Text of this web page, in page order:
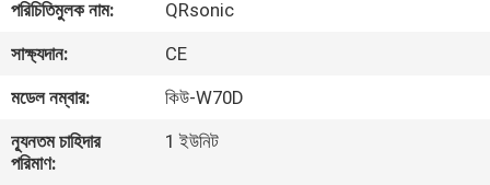
সম্বন্ধে
কারখানা
পরিদর্শন
পরিচিতিমুলক নাম:
QRsonic
সাক্ষ্যদান:
CE
মডেল নম্বার:
কিউ-W70D
ন্যূনতম চাহিদার
পরিমাণ:
1 ইউনিট